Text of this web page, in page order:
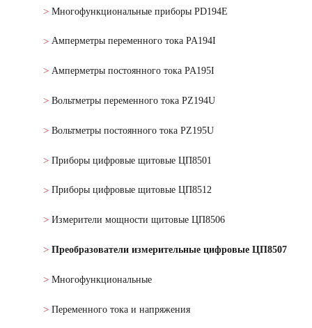
Многофункциональные приборы PD194E
Амперметры переменного тока PA194I
Амперметры постоянного тока PA195I
Вольтметры переменного тока PZ194U
Вольтметры постоянного тока PZ195U
Приборы цифровые щитовые ЦП8501
Приборы цифровые щитовые ЦП8512
Измерители мощности щитовые ЦП8506
Преобразователи измерительные цифровые ЦП8507
Многофункциональные
Переменного тока и напряжения